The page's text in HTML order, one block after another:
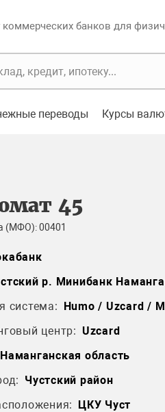
банков для
переводы Курсы
45
(МФО): 00401
р. Минибанк
система: Humo / Uzcard /
центр: Uzcard
Наманганская область
Чустский район
ЦКУ Чуст